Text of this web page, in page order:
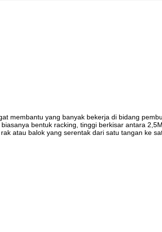
membantu yang banyak bekerja di bidang
bentuk racking, tinggi berkisar antara
atau balok yang serentak dari satu tangan ke